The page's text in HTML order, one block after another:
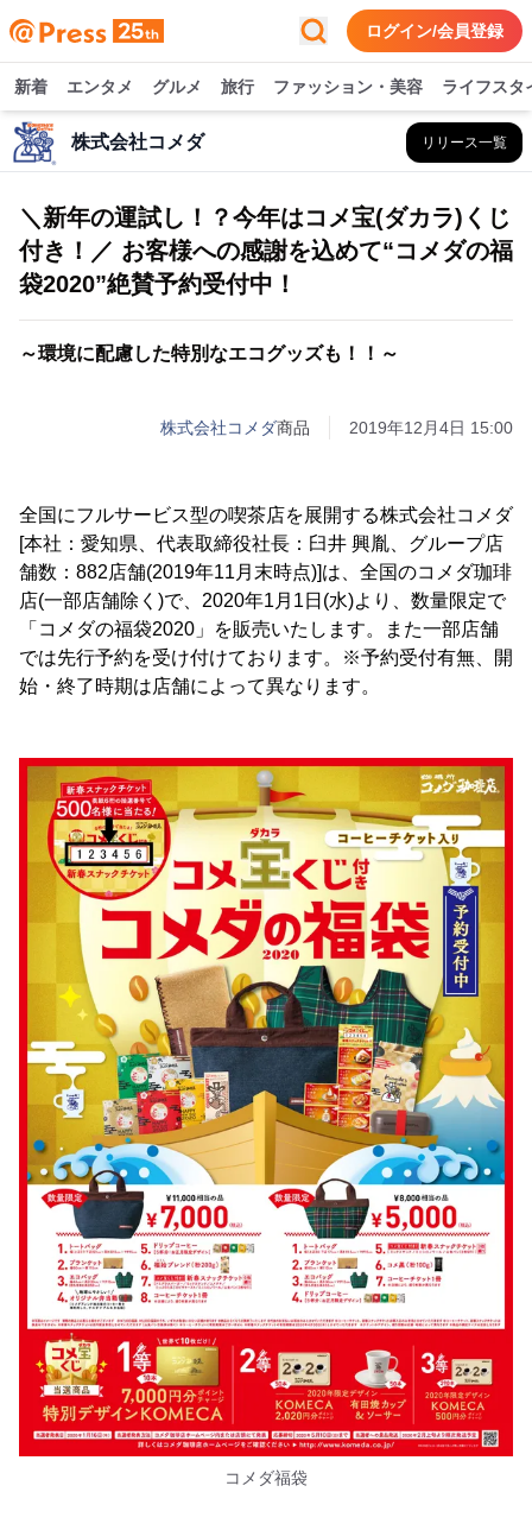
ログイン/会員登録
新着 エンタメ グルメ 旅行 ファッション・美容 ライフスタ
株式会社コメダ リリース一覧
＼新年の運試し！？今年はコメ宝(ダカラ)くじ
付き！／ お客様への感謝を込めて“コメダの福
袋2020”絶賛予約受付中！
～環境に配慮した特別なエコグッズも！！～
株式会社コメダ商品 2019年12月4日 15:00
全国にフルサービス型の喫茶店を展開する株式会社コメダ
[本社：愛知県、代表取締役社長：臼井 興胤、グループ店
舗数：882店舗(2019年11月末時点)]は、全国のコメダ珈琲
店(一部店舗除く)で、2020年1月1日(水)より、数量限定で
「コメダの福袋2020」を販売いたします。また一部店舗
では先行予約を受け付けております。※予約受付有無、開
始・終了時期は店舗によって異なります。
コメダ福袋